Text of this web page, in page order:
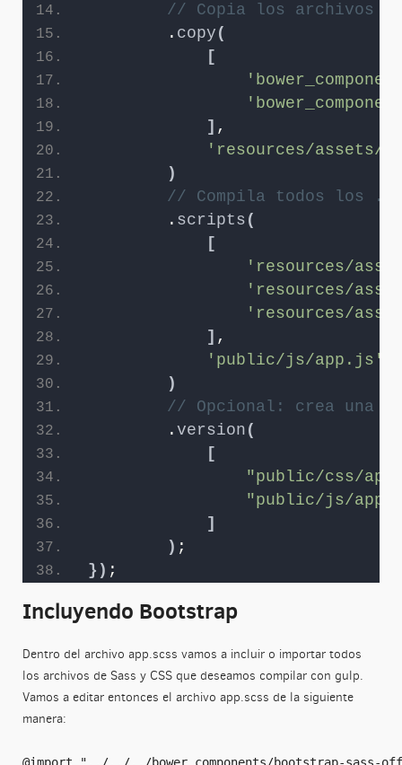
// Copia los archivos
        .
copy (
[
] ,
'resources/assets/
)
// Compila todos los
        .
scripts (
[
'resources/
'resources/
'resources/
] ,
'public/js/app.js'
)
// Opcional: crea una
        .
version (
[
"public/css/
"public/js/
]
) ;
}) ;
Incluyendo Bootstrap
Dentro del archivo app.scss vamos a incluir o importar todos
los archivos de Sass y CSS que deseamos compilar con gulp.
Vamos a editar entonces el archivo app.scss de la siguiente
manera: